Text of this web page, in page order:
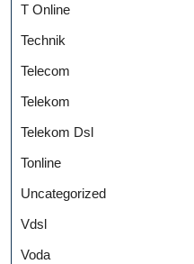
T Online
Technik
Telecom
Telekom
Telekom Dsl
Tonline
Uncategorized
Vdsl
Voda